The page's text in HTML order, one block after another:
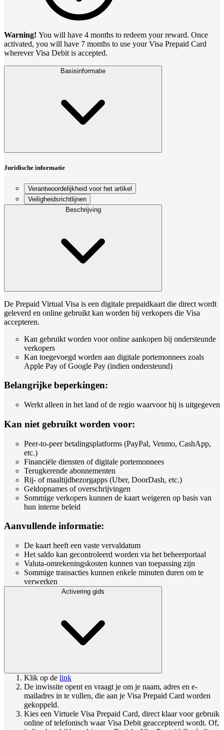
Warning! You will have 4 months to redeem your reward. Once
activated, you will have 7 months to use your Visa Prepaid Card
wherever Visa Debit is accepted.
Basisinformatie
Juridische informatie
Verantwoordelijkheid voor het artikel
Veiligheidsrichtlijnen
Beschrijving
De Prepaid Virtual Visa is een digitale prepaidkaart die direct wordt
geleverd en online gebruikt kan worden bij verkopers die Visa
accepteren.
Kan gebruikt worden voor online aankopen bij ondersteunde
verkopers
Kan toegevoegd worden aan digitale portemonnees zoals
Apple Pay of Google Pay (indien ondersteund)
Belangrijke beperkingen:
Werkt alleen in het land of de regio waarvoor hij is uitgegeven
Kan niet gebruikt worden voor:
Peer-to-peer betalingsplatforms (PayPal, Venmo, CashApp,
etc.)
Financiële diensten of digitale portemonnees
Terugkerende abonnementen
Rij- of maaltijdbezorgapps (Uber, DoorDash, etc.)
Geldopnames of overschrijvingen
Sommige verkopers kunnen de kaart weigeren op basis van
hun interne beleid
Aanvullende informatie:
De kaart heeft een vaste vervaldatum
Het saldo kan gecontroleerd worden via het beheerportaal
Valuta-omrekeningskosten kunnen van toepassing zijn
Sommige transacties kunnen enkele minuten duren om te
verwerken
Activering gids
Klik op de link
De inwissite opent en vraagt je om je naam, adres en e-
mailadres in te vullen, die aan je Visa Prepaid Card worden
gekoppeld.
Kies een Virtuele Visa Prepaid Card, direct klaar voor gebruik
online of telefonisch waar Visa Debit geaccepteerd wordt. Of,